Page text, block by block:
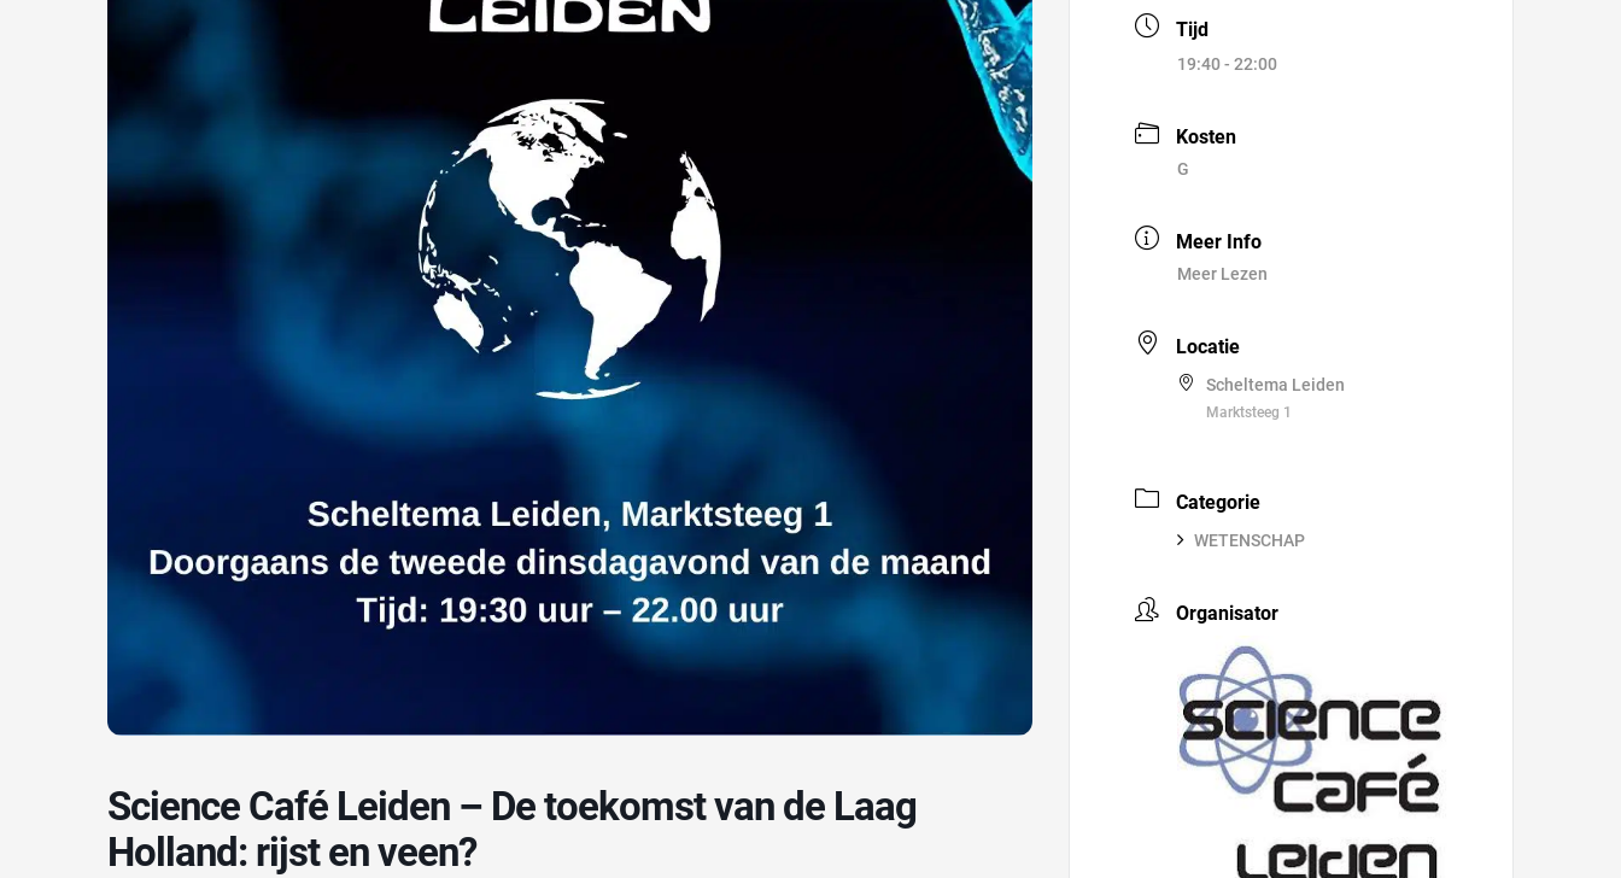
Science Café Leiden – De toekomst van de Laag
Holland: rijst en veen?
Tijd
19:40 - 22:00
Kosten
G
Meer Info
Meer Lezen
Locatie
Scheltema Leiden
Marktsteeg 1
Categorie
WETENSCHAP
Organisator